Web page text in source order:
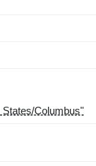
Columbus"